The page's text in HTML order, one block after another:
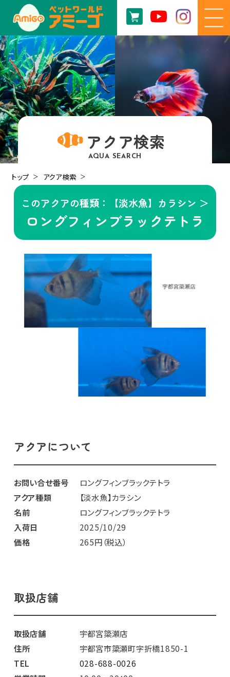
アクア検索
AQUA SEARCH
トップ アクア検索
このアクアの種類：【淡水魚】カラシン ＞
ロングフィンブラックテトラ
アクアについて
お問い合せ番号
ロングフィンブラックテトラ
アクア種類
【淡水魚】カラシン
名前
ロングフィンブラックテトラ
入荷日
2025/10/29
価格
265円（税込）
取扱店舗
取扱店舗
宇都宮簗瀬店
住所
宇都宮市簗瀬町字折橋1850-1
TEL
028-688-0026